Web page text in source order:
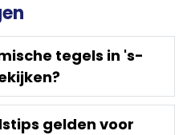
tegels in 's-
gelden voor